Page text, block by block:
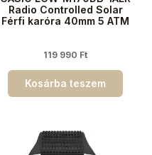
Radio Controlled Solar
Férfi karóra 40mm 5 ATM
119 990 Ft
Kosárba teszem